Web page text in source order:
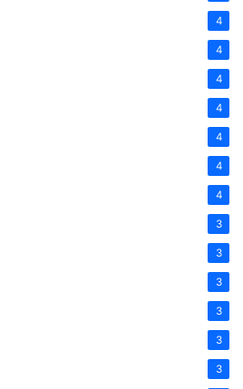
4
4
4
4
4
4
4
3
3
3
3
3
3